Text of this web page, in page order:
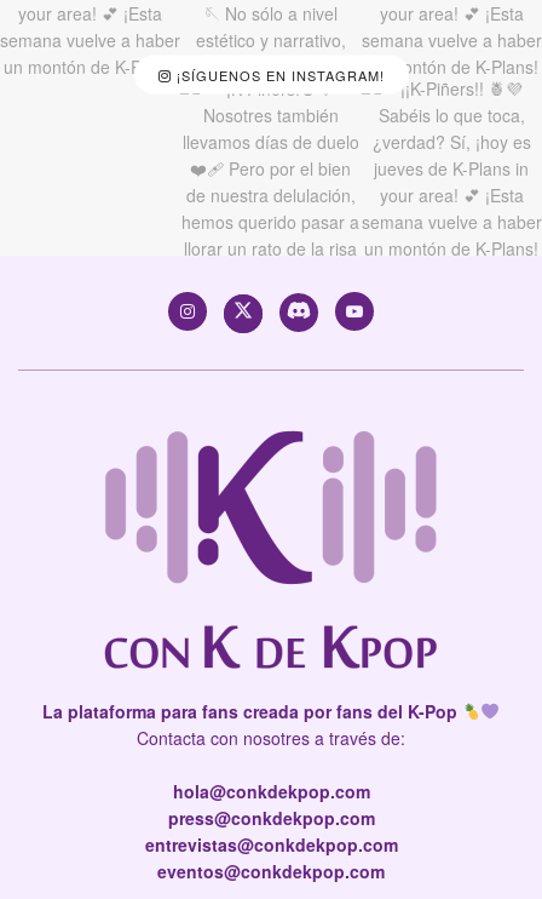
¡SÍGUENOS EN INSTAGRAM!
La plataforma para fans creada por fans del K-Pop
Contacta con nosotres a través de:
hola@conkdekpop.com
press@conkdekpop.com
entrevistas@conkdekpop.com
eventos@conkdekpop.com